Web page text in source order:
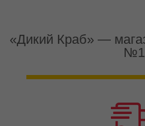
«Дикий Краб» —
№1